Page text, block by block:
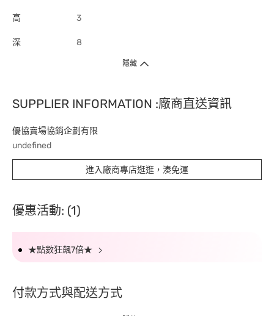
高 3
深 8
隱藏
SUPPLIER INFORMATION :廠商直送資訊
優協賣場協銷企劃有限
undefined
進入廠商專店逛逛，湊免運
優惠活動: (1)
★點數狂飆7倍★
付款方式與配送方式